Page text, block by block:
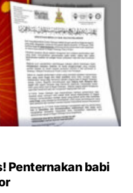
Penternakan babi